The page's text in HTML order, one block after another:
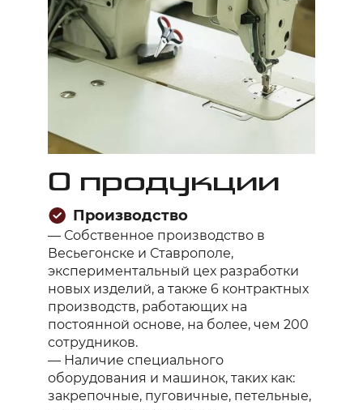
О продукции
Производство
— Собственное производство в
Весьегонске и Ставрополе,
экспериментальный цех разработки
новых изделий, а также 6 контрактных
производств, работающих на
постоянной основе, на более, чем 200
сотрудников.
— Наличие специального
оборудования и машинок, таких как:
закрепочные, пуговичные, петельные,